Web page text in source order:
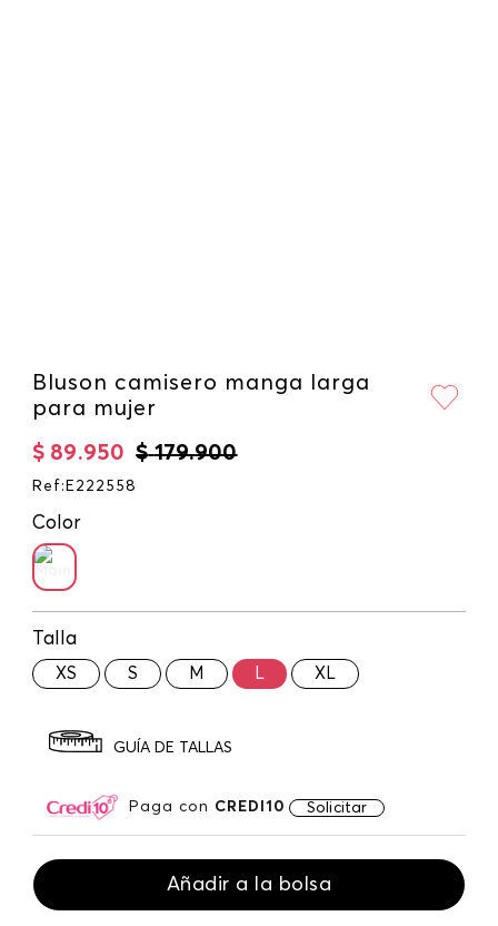
Bluson camisero manga larga
para mujer
$ 179.900
$ 89.950
Ref : E222558
Color
Talla
XS S M L XL
GUÍA DE TALLAS
Paga con CREDI10 Solicitar
Añadir a la bolsa